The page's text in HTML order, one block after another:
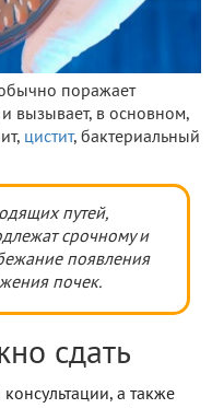
поражает
вызывает, в основном,
цистит, бактериальный
путей,
срочному и
появления
почек.
сдать
а также